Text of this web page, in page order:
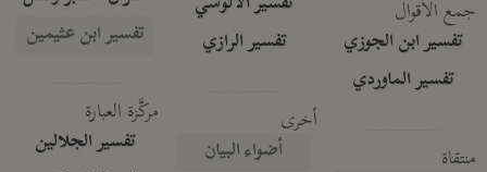
جمع الأقوال
تفسير ابن الجوزي
تفسير الماوردي
منتقاة
تفسير الرازي
أخرى
أضواء البيان
تفسير ابن عثيمين
مركَّزة العبارة
تفسير الجلالين